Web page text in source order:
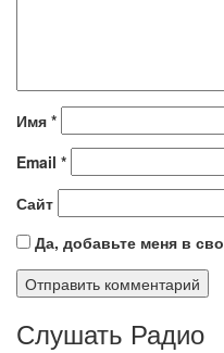
Имя *
Email *
Сайт
Да, добавьте меня в
Слушать Радио